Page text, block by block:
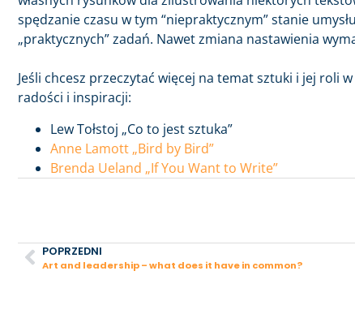
spędzanie czasu w tym “niepraktycznym” stanie
„praktycznych” zadań. Nawet zmiana nastawienia
Jeśli chcesz przeczytać więcej na temat sztuki i jej roli
radości i inspiracji:
Lew Tołstoj „Co to jest sztuka”
Anne Lamott „Bird by Bird”
Brenda Ueland „If You Want to Write”
POPRZEDNI
Art and leadership – what does it have in common?